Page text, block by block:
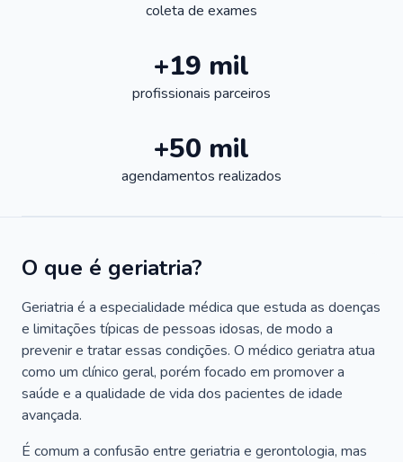
coleta de exames
+19 mil
profissionais parceiros
+50 mil
agendamentos realizados
O que é geriatria?
Geriatria é a especialidade médica que estuda as doenças
e limitações típicas de pessoas idosas, de modo a
prevenir e tratar essas condições. O médico geriatra atua
como um clínico geral, porém focado em promover a
saúde e a qualidade de vida dos pacientes de idade
avançada.
É comum a confusão entre geriatria e gerontologia, mas